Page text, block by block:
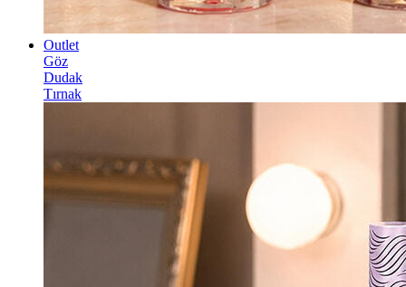
Outlet
Göz
Dudak
Tırnak